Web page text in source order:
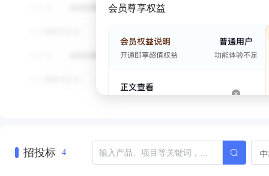
会员尊享权益
招投标 4